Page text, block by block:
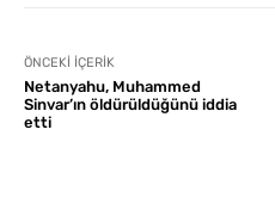
ÖNCEKI İÇERIK
Netanyahu, Muhammed
Sinvar’ın öldürüldüğünü iddia
etti